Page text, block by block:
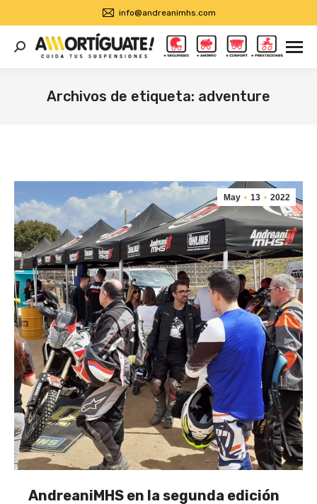
info@andreanimhs.com
Buscar:
Archivos de etiqueta: adventure
May 13 2022
AndreaniMHS en la segunda edición